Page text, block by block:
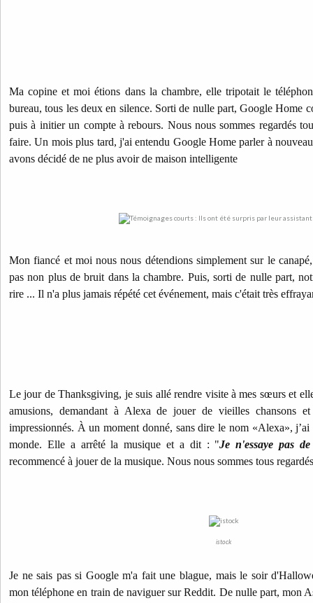
Ma copine et moi étions dans la chambre, elle tripotait le
bureau, tous les deux en silence. Sorti de nulle part, Google Home
puis à initier un compte à rebours. Nous nous sommes regardés
faire. Un mois plus tard, j'ai entendu Google Home parler à
avons décidé de ne plus avoir de maison intelligente
Mon fiancé et moi nous nous détendions simplement sur le
pas non plus de bruit dans la chambre. Puis, sorti de nulle part,
rire ... Il n'a plus jamais répété cet événement, mais c'était très
Le jour de Thanksgiving, je suis allé rendre visite à mes sœurs et
amusions, demandant à Alexa de jouer de vieilles chansons
impressionnés. À un moment donné, sans dire le nom «Alexa»,
monde. Elle a arrêté la musique et a dit : "Je n'essaye pas
recommencé à jouer de la musique. Nous nous sommes tous
istock
Je ne sais pas si Google m'a fait une blague, mais le soir
mon téléphone en train de naviguer sur Reddit. De nulle part, mon